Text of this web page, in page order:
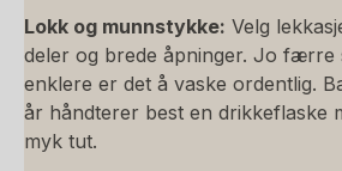
Lokk og munnstykke: Velg
deler og brede åpninger. Jo færre
enklere er det å vaske ordentlig.
år håndterer best en drikkeflaske
myk tut.